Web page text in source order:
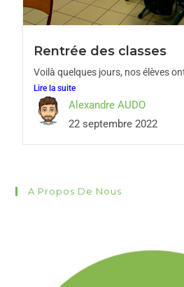
Rentrée des classes
Voilà quelques jours, nos élèves
Lire la suite
Alexandre AUDO
22 septembre 2022
A Propos De Nous